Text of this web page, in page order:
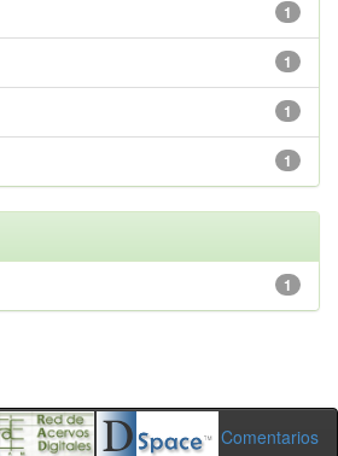
1
1
1
1
1
Comentarios